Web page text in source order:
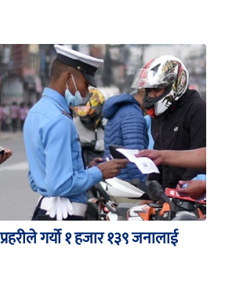
गर्यो १ हजार १३९ जनालाई